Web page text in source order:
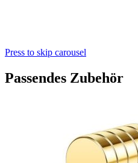
Press to skip carousel
Passendes Zubehör